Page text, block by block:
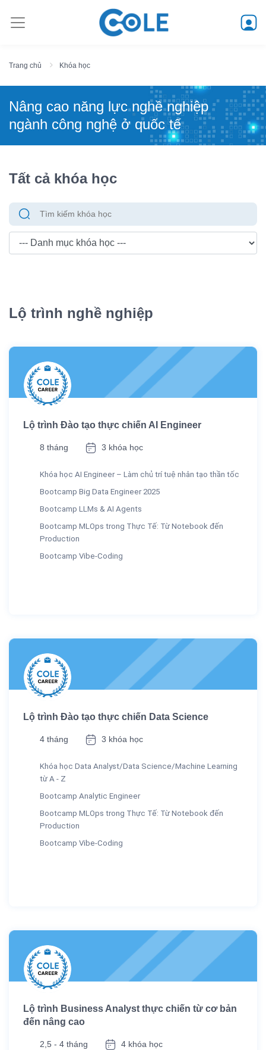
Trang chủ Khóa học
Nâng cao năng lực nghề nghiệp
ngành công nghệ ở quốc tế
Tất cả khóa học
Lộ trình nghề nghiệp
Lộ trình Đào tạo thực chiến AI Engineer
8 tháng 3 khóa học
Khóa học AI Engineer – Làm chủ trí tuệ nhân tạo thần tốc
Bootcamp Big Data Engineer 2025
Bootcamp LLMs & AI Agents
Bootcamp MLOps trong Thực Tế: Từ Notebook đến
Production
Bootcamp Vibe-Coding
Lộ trình Đào tạo thực chiến Data Science
4 tháng 3 khóa học
Khóa học Data Analyst/Data Science/Machine Learning
từ A - Z
Bootcamp Analytic Engineer
Bootcamp MLOps trong Thực Tế: Từ Notebook đến
Production
Bootcamp Vibe-Coding
Lộ trình Business Analyst thực chiến từ cơ bản
đến nâng cao
2,5 - 4 tháng 4 khóa học